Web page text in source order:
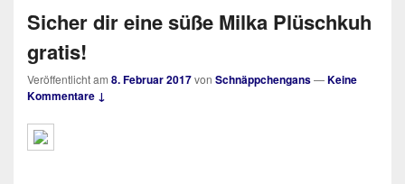
Sicher dir eine süße Milka Plüschkuh
gratis!
Veröffentlicht am 8. Februar 2017von Schnäppchengans—Keine
Kommentare ↓